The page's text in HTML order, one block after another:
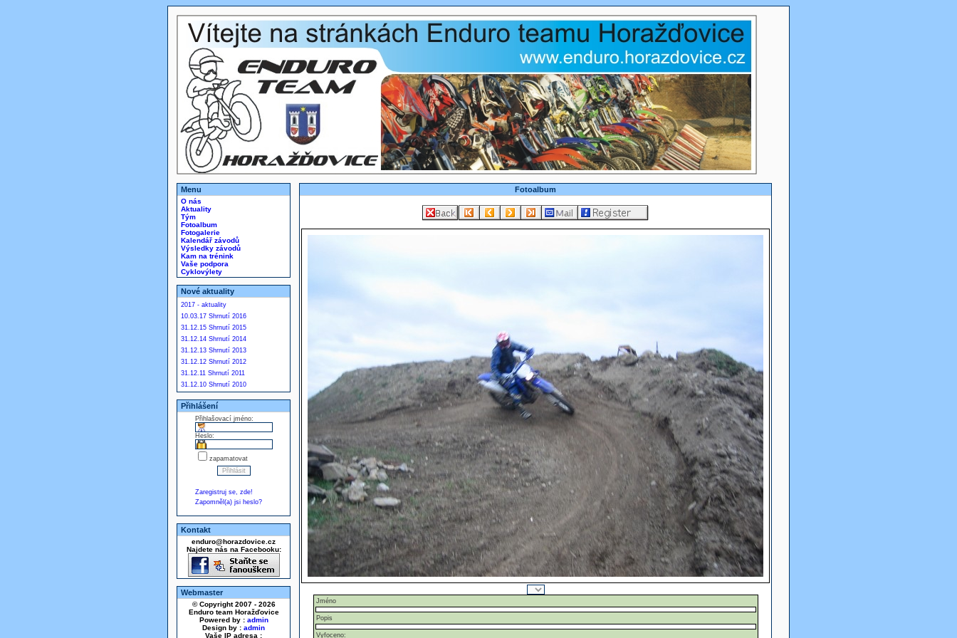
Menu
O nás
Aktuality
Tým
Fotoalbum
Fotogalerie
Kalendář závodů
Výsledky závodů
Kam na trénink
Vaše podpora
Cyklovýlety
Nové aktuality
2017 - aktuality
10.03.17 Shrnutí 2016
31.12.15 Shrnutí 2015
31.12.14 Shrnutí 2014
31.12.13 Shrnutí 2013
31.12.12 Shrnutí 2012
31.12.11 Shrnutí 2011
31.12.10 Shrnutí 2010
Přihlášení
Přihlašovací jméno:
Heslo:
zapamatovat
Zaregistruj se, zde!
Zapomněl(a) jsi heslo?
Kontakt
enduro@horazdovice.cz
Najdete nás na Facebooku:
Webmaster
© Copyright 2007 - 2026
Enduro team Horažďovice
Powered by : admin
Design by : admin
Vaše IP adresa :
Fotoalbum
Jméno
Popis
Vyfoceno: